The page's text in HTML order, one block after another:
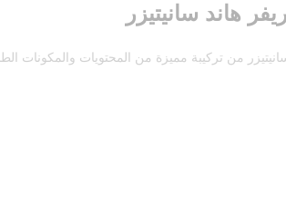
هاند سانيتيزر
من تركيبة مميزة من المحتويات والمكونات